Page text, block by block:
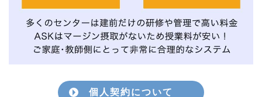
個人契約について